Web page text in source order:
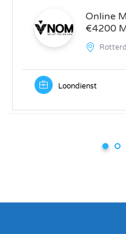
Online
€4200
Loondienst